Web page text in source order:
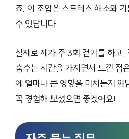
죠. 이 조합은 스트레스 해소와
수 있답니다.
실제로 제가 주 3회 걷기를 하고,
춤추는 시간을 가지면서 느낀 점
에 얼마나 큰 영향을 미치는지 깨
꼭 경험해 보셨으면 좋겠어요!